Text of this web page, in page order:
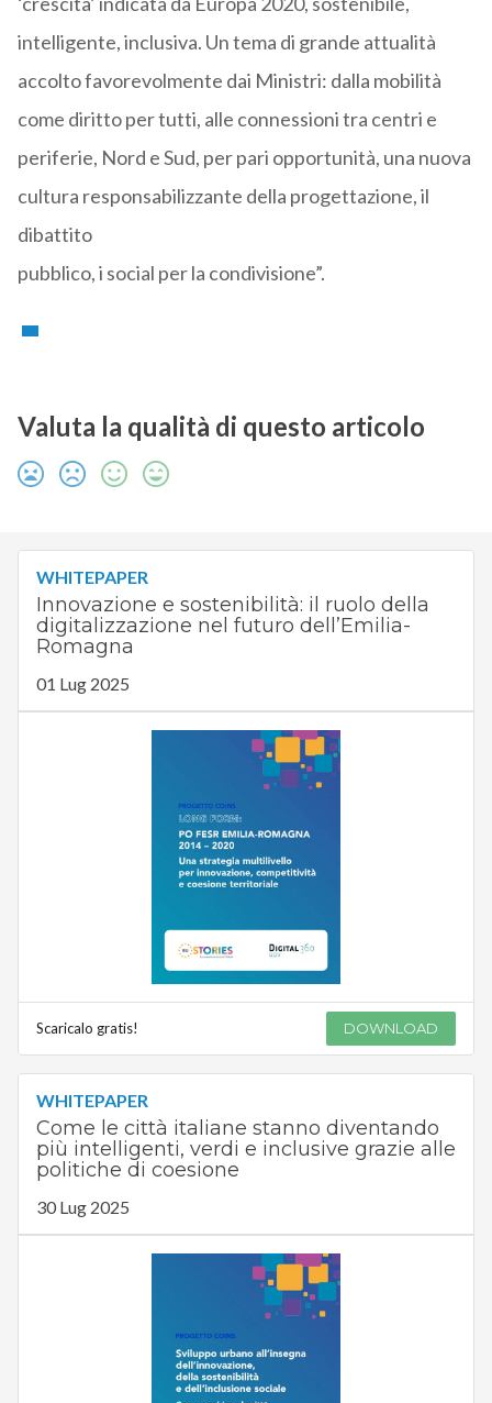
intelligente, inclusiva. Un tema di grande attualità
accolto favorevolmente dai Ministri: dalla mobilità
come diritto per tutti, alle connessioni tra centri e
periferie, Nord e Sud, per pari opportunità, una nuova
cultura responsabilizzante della progettazione, il
dibattito
pubblico, i social per la condivisione”.
Valuta la qualità di questo articolo
WHITEPAPER
Innovazione e sostenibilità: il ruolo della
digitalizzazione nel futuro dell’Emilia-
Romagna
01 Lug 2025
Scaricalo gratis! DOWNLOAD
WHITEPAPER
Come le città italiane stanno diventando
più intelligenti, verdi e inclusive grazie alle
politiche di coesione
30 Lug 2025